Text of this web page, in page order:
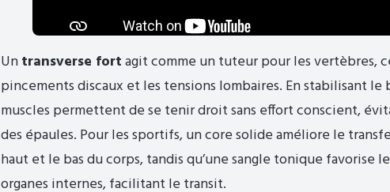
Untransverse fortagit comme un tuteur pour les vertèbres,
pincements discaux et les tensions lombaires. En stabilisant le
muscles permettent de se tenir droit sans effort conscient,
des épaules. Pour les sportifs, un core solide améliore le
haut et le bas du corps, tandis qu’une sangle tonique favorise
organes internes, facilitant le transit.